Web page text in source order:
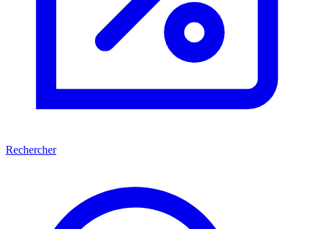
Rechercher